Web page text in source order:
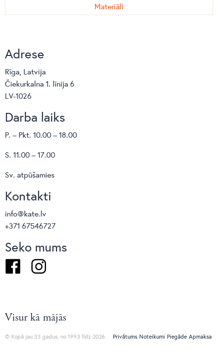
Materiāli
Adrese
Rīga, Latvija
Čiekurkalna 1. līnija 6
LV-1026
Darba laiks
P. – Pkt. 10.00 – 18.00
S. 11.00 – 17.00
Sv. atpūšamies
Kontakti
info@kate.lv
+371 67546727
Seko mums
FacebookInstagram
Visur kā mājās
© Kopā jau 33 gadus, no 1993 līdz 2026 Privātums Noteikumi Piegāde Apmaksa